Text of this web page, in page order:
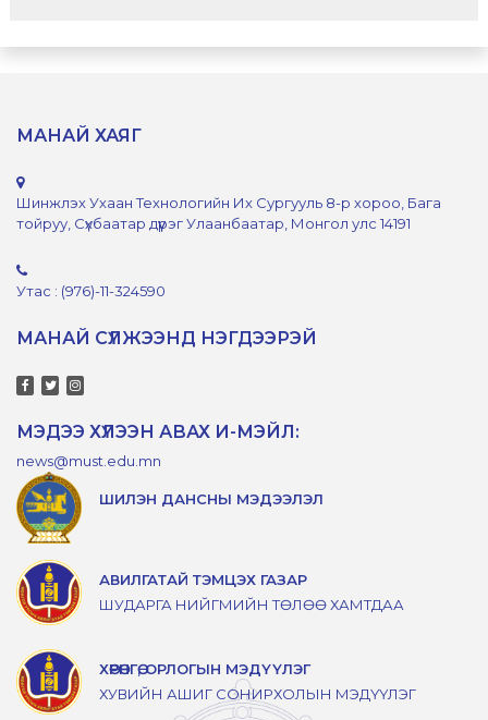
МАНАЙ ХАЯГ
Шинжлэх Ухаан Технологийн Их Сургууль 8-р хороо, Бага
тойруу, Сүхбаатар дүүрэг Улаанбаатар, Монгол улс 14191
Утас : (976)-11-324590
МАНАЙ СҮЛЖЭЭНД НЭГДЭЭРЭЙ
МЭДЭЭ ХҮЛЭЭН АВАХ И-МЭЙЛ:
news@must.edu.mn
ШИЛЭН ДАНСНЫ МЭДЭЭЛЭЛ
АВИЛГАТАЙ ТЭМЦЭХ ГАЗАР
ШУДАРГА НИЙГМИЙН ТӨЛӨӨ ХАМТДАА
ХӨРӨНГӨ, ОРЛОГЫН МЭДҮҮЛЭГ
ХУВИЙН АШИГ СОНИРХОЛЫН МЭДҮҮЛЭГ